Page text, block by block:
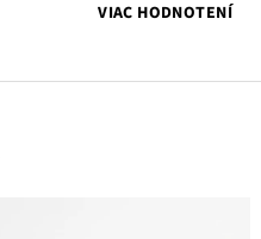
VIAC HODNOTENÍ